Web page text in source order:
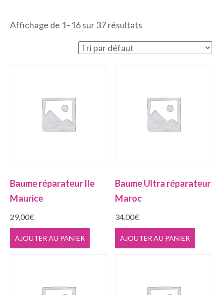
Affichage de 1–16 sur 37 résultats
Baume réparateur Ile
Maurice
29,00€
AJOUTER AU PANIER
Baume Ultra réparateur
Maroc
34,00€
AJOUTER AU PANIER